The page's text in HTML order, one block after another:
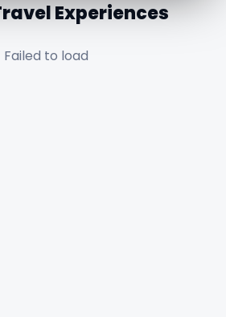
Experiences
Failed to load